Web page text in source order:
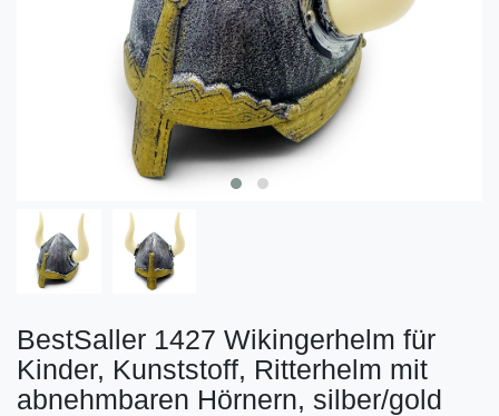
BestSaller 1427 Wikingerhelm für
Kinder, Kunststoff, Ritterhelm mit
abnehmbaren Hörnern, silber/gold